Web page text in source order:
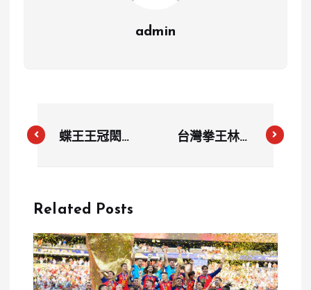
admin
蝶王王冠閎強
賽排名第八
台灣拳王林郁
Related Posts